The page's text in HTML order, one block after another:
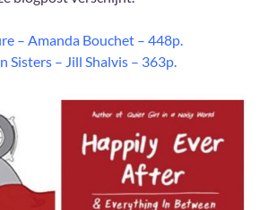
– Amanda Bouchet – 448p.
Sisters – Jill Shalvis – 363p.